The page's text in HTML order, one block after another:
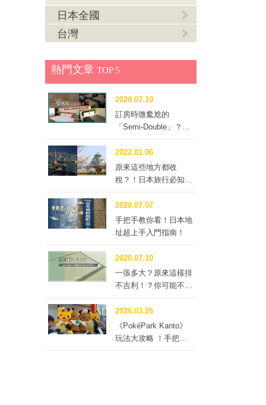
日本全國
台灣
熱門文章 TOP 5
2020.07.10
訂房時微尷尬的
「Semi-Double」？到
底要不要訂這種房型？
2022.01.06
原來這些地方都收
稅？！日本旅行必知的
「住宿稅」
2020.07.07
手把手教你看！日本地
址超上手入門指南！
2020.07.10
一張多大？原來這樣排
不吉利！？你可能不知
道的榻榻米冷知識四
問！
2026.03.26
《PokéPark Kanto》
玩法大攻略 ！手把手
帶你體驗寶可樂園：關